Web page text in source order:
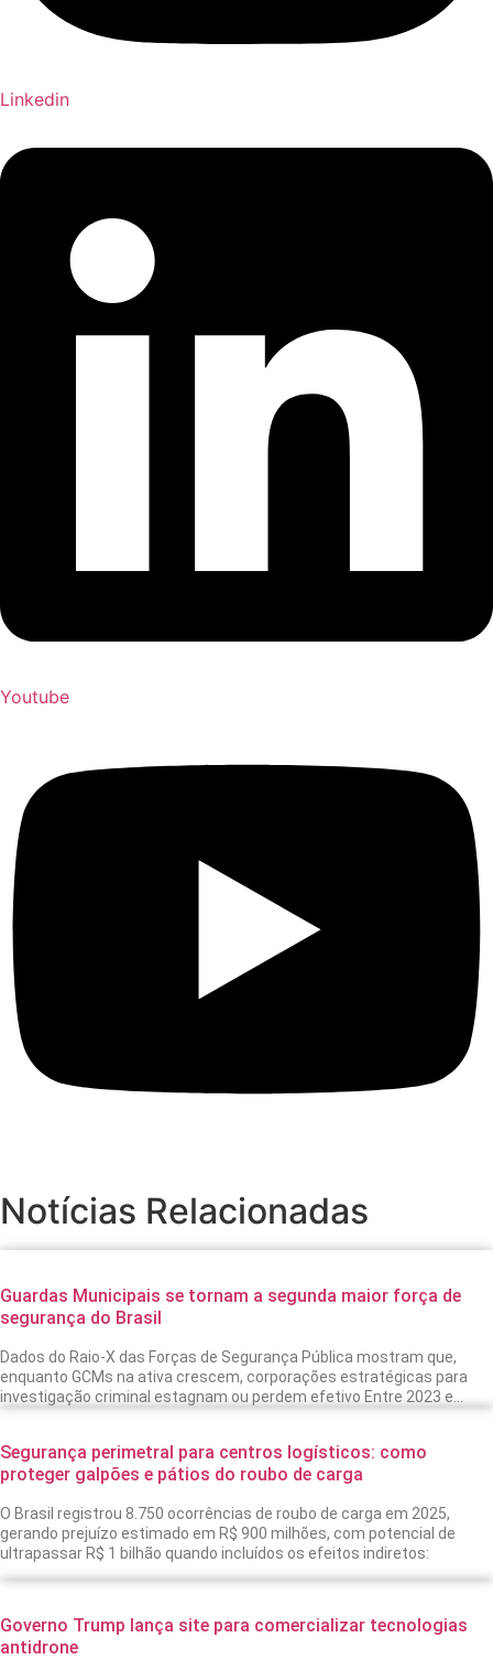
Linkedin
Youtube
Notícias Relacionadas
Guardas Municipais se tornam a segunda maior força de
segurança do Brasil
Dados do Raio-X das Forças de Segurança Pública mostram que,
enquanto GCMs na ativa crescem, corporações estratégicas para
investigação criminal estagnam ou perdem efetivo Entre 2023 e
Segurança perimetral para centros logísticos: como
proteger galpões e pátios do roubo de carga
O Brasil registrou 8.750 ocorrências de roubo de carga em 2025,
gerando prejuízo estimado em R$ 900 milhões, com potencial de
ultrapassar R$ 1 bilhão quando incluídos os efeitos indiretos:
Governo Trump lança site para comercializar tecnologias
antidrone